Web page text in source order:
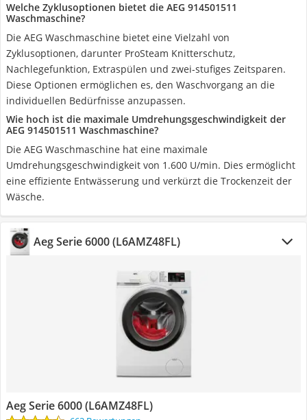
Welche Zyklusoptionen bietet die AEG 914501511
Waschmaschine?
Die AEG Waschmaschine bietet eine Vielzahl von
Zyklusoptionen, darunter ProSteam Knitterschutz,
Nachlegefunktion, Extraspülen und zwei-stufiges Zeitsparen.
Diese Optionen ermöglichen es, den Waschvorgang an die
individuellen Bedürfnisse anzupassen.
Wie hoch ist die maximale Umdrehungsgeschwindigkeit der
AEG 914501511 Waschmaschine?
Die AEG Waschmaschine hat eine maximale
Umdrehungsgeschwindigkeit von 1.600 U/min. Dies ermöglicht
eine effiziente Entwässerung und verkürzt die Trockenzeit der
Wäsche.
Aeg Serie 6000 (L6AMZ48FL)
Aeg Serie 6000 (L6AMZ48FL)